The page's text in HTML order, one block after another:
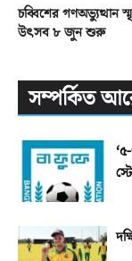
চব্বিশের গণঅভ্যুত্থান
উৎসব ৮ জুন শুরু
সম্পর্কিত